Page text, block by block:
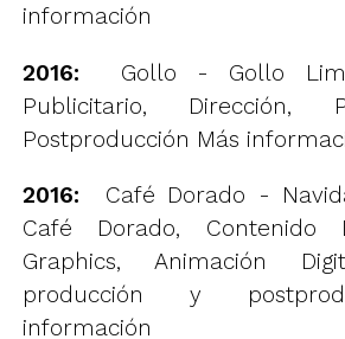
información
2016: Gollo - Gollo
Publicitario, Dirección,
Postproducción Más
2016: Café Dorado -
Café Dorado, Contenido
Graphics, Animación
producción y
información